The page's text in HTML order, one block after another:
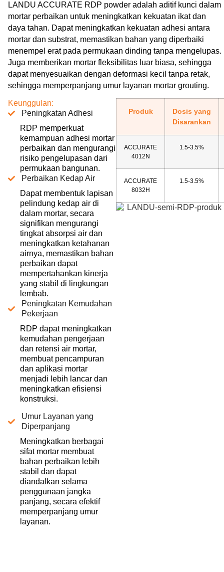
LANDU ACCURATE RDP powder adalah aditif kunci dalam
mortar perbaikan untuk meningkatkan kekuatan ikat dan
daya tahan. Dapat meningkatkan kekuatan adhesi antara
mortar dan substrat, memastikan bahan yang diperbaiki
menempel erat pada permukaan dinding tanpa mengelupas.
Juga memberikan mortar fleksibilitas luar biasa, sehingga
dapat menyesuaikan dengan deformasi kecil tanpa retak,
sehingga memperpanjang umur layanan mortar grouting.
Keunggulan:
Peningkatan Adhesi
RDP memperkuat
kemampuan adhesi mortar
perbaikan dan mengurangi
risiko pengelupasan dari
permukaan bangunan.
Perbaikan Kedap Air
Dapat membentuk lapisan
pelindung kedap air di
dalam mortar, secara
signifikan mengurangi
tingkat absorpsi air dan
meningkatkan ketahanan
airnya, memastikan bahan
perbaikan dapat
mempertahankan kinerja
yang stabil di lingkungan
lembab.
Peningkatan Kemudahan
Pekerjaan
RDP dapat meningkatkan
kemudahan pengerjaan
dan retensi air mortar,
membuat pencampuran
dan aplikasi mortar
menjadi lebih lancar dan
meningkatkan efisiensi
konstruksi.
Umur Layanan yang
Diperpanjang
Meningkatkan berbagai
sifat mortar membuat
bahan perbaikan lebih
stabil dan dapat
diandalkan selama
penggunaan jangka
panjang, secara efektif
memperpanjang umur
layanan.
Produk
Dosis yang
Disarankan
ACCURATE
4012N
1.5-3.5%
ACCURATE
8032H
1.5-3.5%